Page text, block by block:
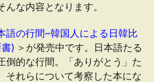
んな内容となります。
語の行間~韓国人による日韓比
) ＞が発売中です。日本語たる
倒的な行間。「ありがとう」た
それらについて考察した本にな